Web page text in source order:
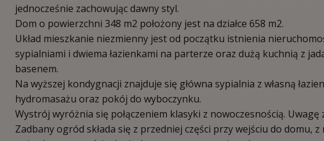
jednocześnie zachowując dawny styl.
Dom o powierzchni 348 m2 położony jest na działce 658 m2.
Układ mieszkanie niezmienny jest od początku istnienia
sypialniami i dwiema łazienkami na parterze oraz dużą kuchnią z
basenem.
Na wyższej kondygnacji znajduje się główna sypialnia z własną
hydromasażu oraz pokój do wyboczynku.
Wystrój wyróżnia się połączeniem klasyki z nowoczesnością.
Zadbany ogród składa się z przedniej części przy wejściu do domu,